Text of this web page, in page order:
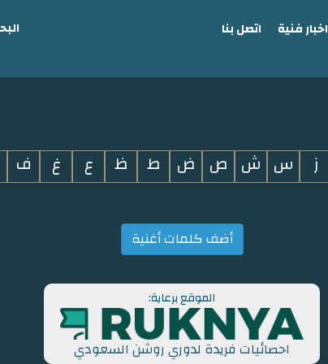
اخبار فنية اتصل بنا
ز س ش ص ض ط ظ ع غ ف
أضف كلمات أغنية
الموقع برعاية:
احصائيات فريدة لدوري روشن السعودي